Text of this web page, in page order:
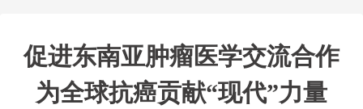
促进东南亚肿瘤医学交流合作
为全球抗癌贡献“现代”力量